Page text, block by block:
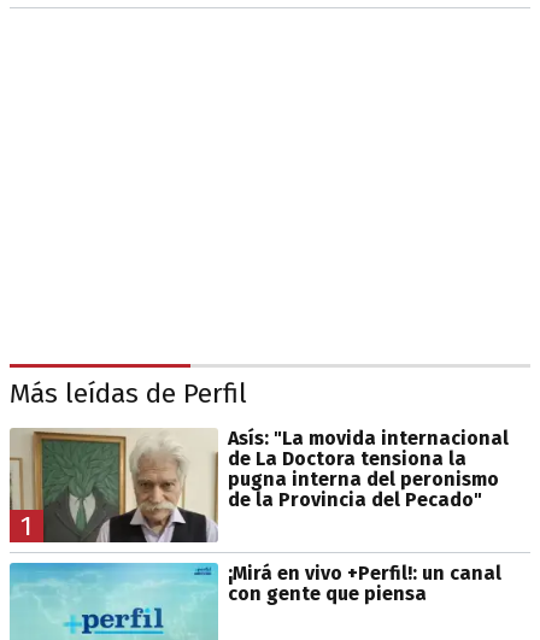
Más leídas de Perfil
1
Asís: "La movida internacional
de La Doctora tensiona la
pugna interna del peronismo
de la Provincia del Pecado"
¡Mirá en vivo +Perfil!: un canal
con gente que piensa